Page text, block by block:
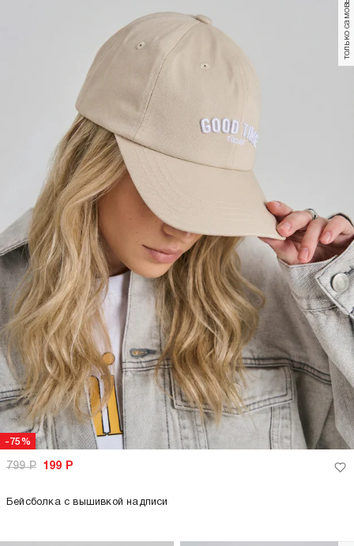
-75%
только самовывоз
799Р 199 Р
Бейсболка с вышивкой надписи